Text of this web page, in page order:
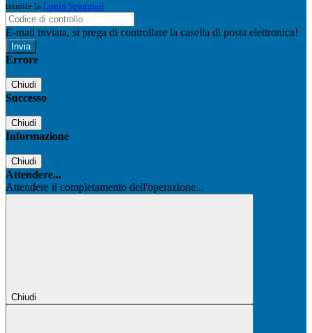
tramite la Login Spaggiari
E-mail inviata, si prega di controllare la casella di posta elettronica!
Errore
Chiudi
Successo
Chiudi
Informazione
Chiudi
Attendere...
Attendere il completamento dell'operazione...
Chiudi